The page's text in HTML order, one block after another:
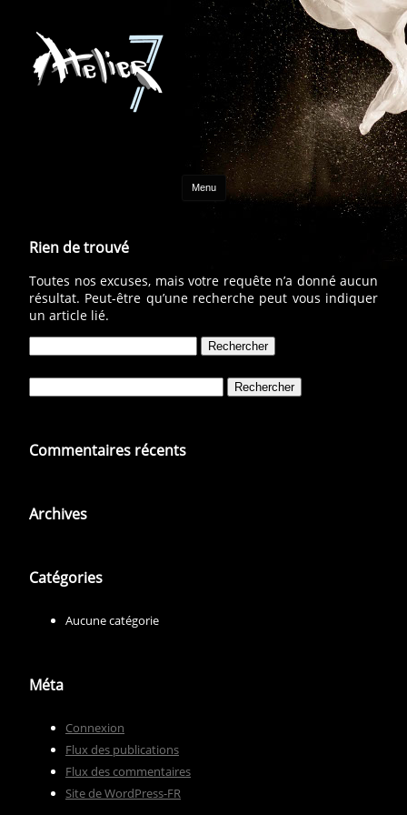
Menu Aller au contenu
Rien de trouvé
Toutes nos excuses, mais votre requête n’a donné aucun
résultat. Peut-être qu’une recherche peut vous indiquer
un article lié.
Commentaires récents
Archives
Catégories
Aucune catégorie
Méta
Connexion
Flux des publications
Flux des commentaires
Site de WordPress-FR